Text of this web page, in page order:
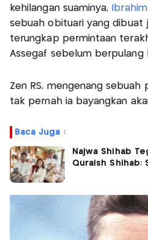
kehilangan suaminya,
sebuah obituari yang dibuat
terungkap permintaan
Assegaf sebelum berpulang
Zen RS, mengenang
tak pernah ia bayangkan
Baca Juga :
Najwa Shihab
Quraish Shihab: